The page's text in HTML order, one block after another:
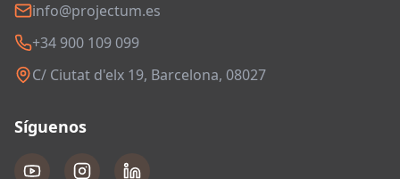
info@projectum.es
+34 900 109 099
C/ Ciutat d'elx 19, Barcelona, 08027
Síguenos